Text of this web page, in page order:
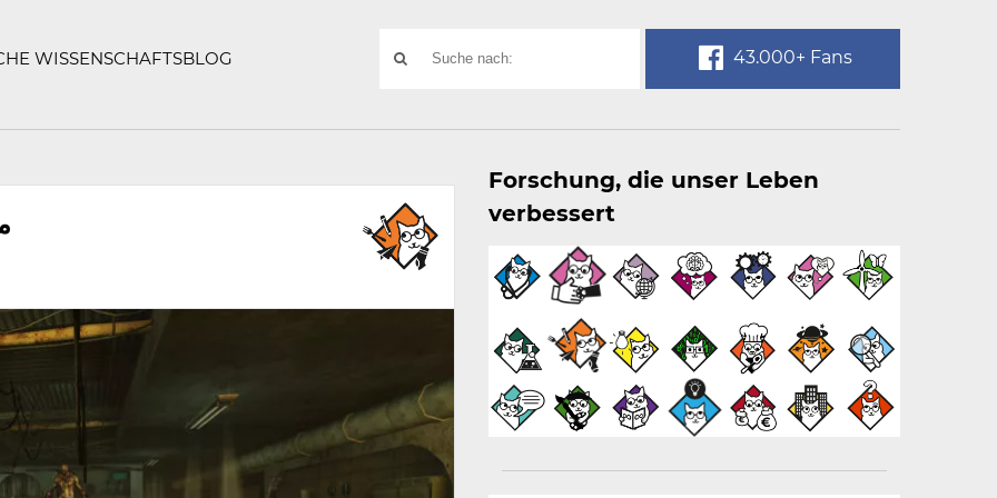
WISSENSCHAFTSBLOG
SUCHE
43.000+ Fans
Forschung, die unser Leben
verbessert